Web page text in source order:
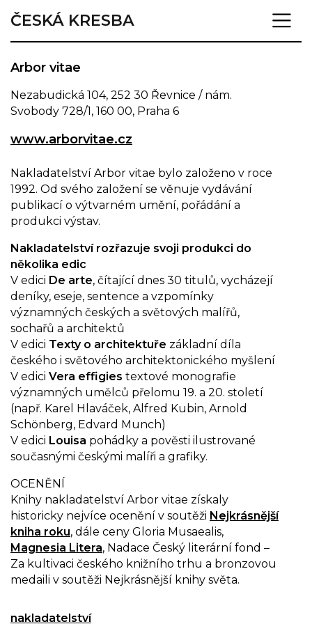
ČESKÁ KRESBA
Arbor vitae
Nezabudická 104, 252 30 Řevnice / nám.
Svobody 728/1, 160 00, Praha 6
www.arborvitae.cz
Nakladatelství Arbor vitae bylo založeno v roce
1992. Od svého založení se věnuje vydávání
publikací o výtvarném umění, pořádání a
produkci výstav.
Nakladatelství rozřazuje svoji produkci do
několika edic
V edici De arte, čítající dnes 30 titulů, vycházejí
deníky, eseje, sentence a vzpomínky
významných českých a světových malířů,
sochařů a architektů
V edici Texty o architektuře základní díla
českého i světového architektonického myšlení
V edici Vera effigies textové monografie
významných umělců přelomu 19. a 20. století
(např. Karel Hlaváček, Alfred Kubin, Arnold
Schönberg, Edvard Munch)
V edici Louisa pohádky a pověsti ilustrované
současnými českými malíři a grafiky.
OCENĚNÍ
Knihy nakladatelství Arbor vitae získaly
historicky nejvíce ocenění v soutěži Nejkrásnější
kniha roku, dále ceny Gloria Musaealis,
Magnesia Litera, Nadace Český literární fond –
Za kultivaci českého knižního trhu a bronzovou
medaili v soutěži Nejkrásnější knihy světa.
nakladatelství